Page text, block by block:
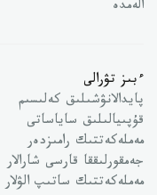
الەمدە
ءبىز تۋرالى
پايدالانۋشىلىق كەلىسىم
قۇپىيالىلىق ساياساتى
مەملەكەتتىك رامىزدەر
جەمقورلىققا قارسى شارالار
مەملەكەتتىك ساتىپ الۋلار